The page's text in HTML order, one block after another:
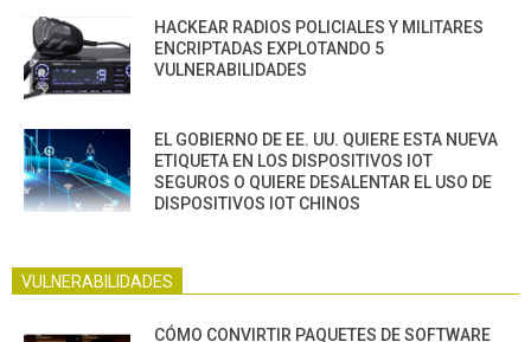
HACKEAR RADIOS POLICIALES Y MILITARES
ENCRIPTADAS EXPLOTANDO 5
VULNERABILIDADES
EL GOBIERNO DE EE. UU. QUIERE ESTA NUEVA
ETIQUETA EN LOS DISPOSITIVOS IOT
SEGUROS O QUIERE DESALENTAR EL USO DE
DISPOSITIVOS IOT CHINOS
VULNERABILIDADES
CÓMO CONVIRTIR PAQUETES DE SOFTWARE